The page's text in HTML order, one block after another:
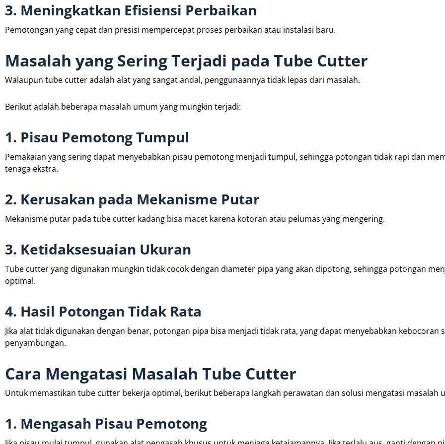
3. Meningkatkan Efisiensi Perbaikan
Pemotongan yang cepat dan presisi mempercepat proses perbaikan atau instalasi baru.
Masalah yang Sering Terjadi pada Tube Cutter
Walaupun tube cutter adalah alat yang sangat andal, penggunaannya tidak lepas dari masalah.
Berikut adalah beberapa masalah umum yang mungkin terjadi:
1. Pisau Pemotong Tumpul
Pemakaian yang sering dapat menyebabkan pisau pemotong menjadi tumpul, sehingga potongan tidak rapi dan
tenaga ekstra.
2. Kerusakan pada Mekanisme Putar
Mekanisme putar pada tube cutter kadang bisa macet karena kotoran atau pelumas yang mengering.
3. Ketidaksesuaian Ukuran
Tube cutter yang digunakan mungkin tidak cocok dengan diameter pipa yang akan dipotong, sehingga potongan
optimal.
4. Hasil Potongan Tidak Rata
Jika alat tidak digunakan dengan benar, potongan pipa bisa menjadi tidak rata, yang dapat menyebabkan kebocoran
penyambungan.
Cara Mengatasi Masalah Tube Cutter
Untuk memastikan tube cutter bekerja optimal, berikut beberapa langkah perawatan dan solusi mengatasi masalah
1. Mengasah Pisau Pemotong